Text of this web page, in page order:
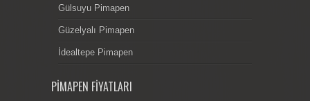
Gülsuyu Pimapen
Güzelyalı Pimapen
İdealtepe Pimapen
PIMAPEN FIYATLARI